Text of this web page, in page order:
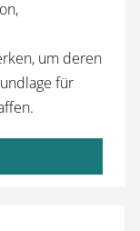
um deren
für